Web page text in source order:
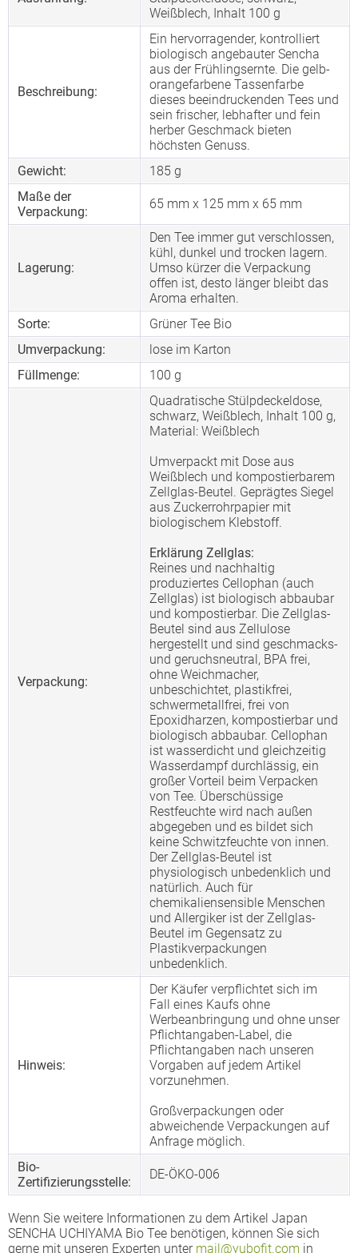
Weißblech, Inhalt 100 g
Beschreibung:
Ein hervorragender, kontrolliert
biologisch angebauter Sencha
aus der Frühlingsernte. Die gelb-
orangefarbene Tassenfarbe
dieses beeindruckenden Tees und
sein frischer, lebhafter und fein
herber Geschmack bieten
höchsten Genuss.
Gewicht:
185 g
Maße der
Verpackung:
65 mm x 125 mm x 65 mm
Lagerung:
Den Tee immer gut verschlossen,
kühl, dunkel und trocken lagern.
Umso kürzer die Verpackung
offen ist, desto länger bleibt das
Aroma erhalten.
Sorte:
Grüner Tee Bio
Umverpackung:
lose im Karton
Füllmenge:
100 g
Verpackung:
Quadratische Stülpdeckeldose,
schwarz, Weißblech, Inhalt 100 g,
Material: Weißblech
Umverpackt mit Dose aus
Weißblech und kompostierbarem
Zellglas-Beutel. Geprägtes Siegel
aus Zuckerrohrpapier mit
biologischem Klebstoff.
Erklärung Zellglas:
Reines und nachhaltig
produziertes Cellophan (auch
Zellglas) ist biologisch abbaubar
und kompostierbar. Die Zellglas-
Beutel sind aus Zellulose
hergestellt und sind geschmacks-
und geruchsneutral, BPA frei,
ohne Weichmacher,
unbeschichtet, plastikfrei,
schwermetallfrei, frei von
Epoxidharzen, kompostierbar und
biologisch abbaubar. Cellophan
ist wasserdicht und gleichzeitig
Wasserdampf durchlässig, ein
großer Vorteil beim Verpacken
von Tee. Überschüssige
Restfeuchte wird nach außen
abgegeben und es bildet sich
keine Schwitzfeuchte von innen.
Der Zellglas-Beutel ist
physiologisch unbedenklich und
natürlich. Auch für
chemikaliensensible Menschen
und Allergiker ist der Zellglas-
Beutel im Gegensatz zu
Plastikverpackungen
unbedenklich.
Hinweis:
Der Käufer verpflichtet sich im
Fall eines Kaufs ohne
Werbeanbringung und ohne unser
Pflichtangaben-Label, die
Pflichtangaben nach unseren
Vorgaben auf jedem Artikel
vorzunehmen.
Großverpackungen oder
abweichende Verpackungen auf
Anfrage möglich.
Bio-
Zertifizierungsstelle:
DE-ÖKO-006
Wenn Sie weitere Informationen zu dem Artikel Japan
SENCHA UCHIYAMA Bio Tee benötigen, können Sie sich
gerne mit unseren Experten unter mail@yubofit.com in